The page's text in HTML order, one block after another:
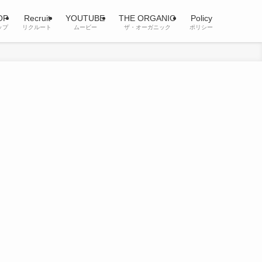
プ
Recruit
リクルート
YOUTUBE
ムービー
THE ORGANIC
ザ・オーガニック
Policy
ポリシー